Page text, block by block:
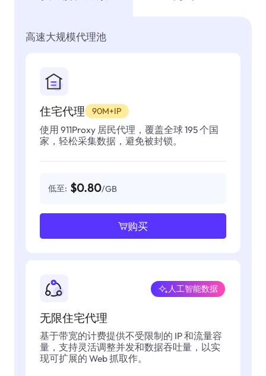
高速大规模代理池
住宅代理 90M+IP
使用 911Proxy 居民代理，覆盖全球 195 个国
家，轻松采集数据，避免被封锁。
低至: $0.80/GB
购买
无限住宅代理
人工智能数据
基于带宽的计费提供不受限制的 IP 和流量容
量，支持灵活调整并发和数据吞吐量，以实
现可扩展的 Web 抓取作。